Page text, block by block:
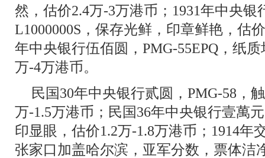
然，估价2.4万-3万港币；1931年中央银
L1000000S，保存光鲜，印章鲜艳，估
年中央银行伍佰圆，PMG-55EPQ，纸
万-4万港币。
民国30年中央银行贰圆，PMG-58，
万-1.5万港币；民国36年中央银行壹萬
印显眼，估价1.2万-1.8万港币；1914年
张家口加盖哈尔滨，亚军分数，票体洁